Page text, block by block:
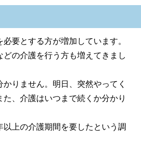
要とする方が増加しています。
どの介護を行う方も増えてきまし
りません。明日、突然やってく
た、介護はいつまで続くか分かり
上の介護期間を要したという調